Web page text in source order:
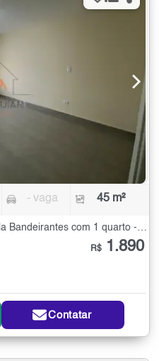
- vaga 45 m²
Apartamento para Alugar na Vila Bandeirantes com 1 quarto - 45 m²
R$ 1.890
Contatar